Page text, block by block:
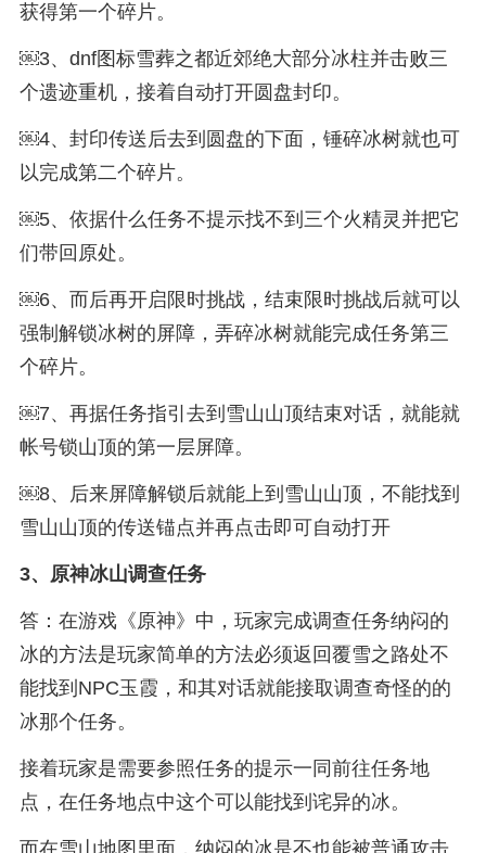
获得第一个碎片。
￼3、dnf图标雪葬之都近郊绝大部分冰柱并击败三
个遗迹重机，接着自动打开圆盘封印。
￼4、封印传送后去到圆盘的下面，锤碎冰树就也可
以完成第二个碎片。
￼5、依据什么任务不提示找不到三个火精灵并把它
们带回原处。
￼6、而后再开启限时挑战，结束限时挑战后就可以
强制解锁冰树的屏障，弄碎冰树就能完成任务第三
个碎片。
￼7、再据任务指引去到雪山山顶结束对话，就能就
帐号锁山顶的第一层屏障。
￼8、后来屏障解锁后就能上到雪山山顶，不能找到
雪山山顶的传送锚点并再点击即可自动打开
3、 原神冰山调查任务
答：在游戏《原神》中，玩家完成调查任务纳闷的
冰的方法是玩家简单的方法必须返回覆雪之路处不
能找到NPC玉霞，和其对话就能接取调查奇怪的的
冰那个任务。
接着玩家是需要参照任务的提示一同前往任务地
点，在任务地点中这个可以能找到诧异的冰。
而在雪山地图里面，纳闷的冰是不也能被普通攻击